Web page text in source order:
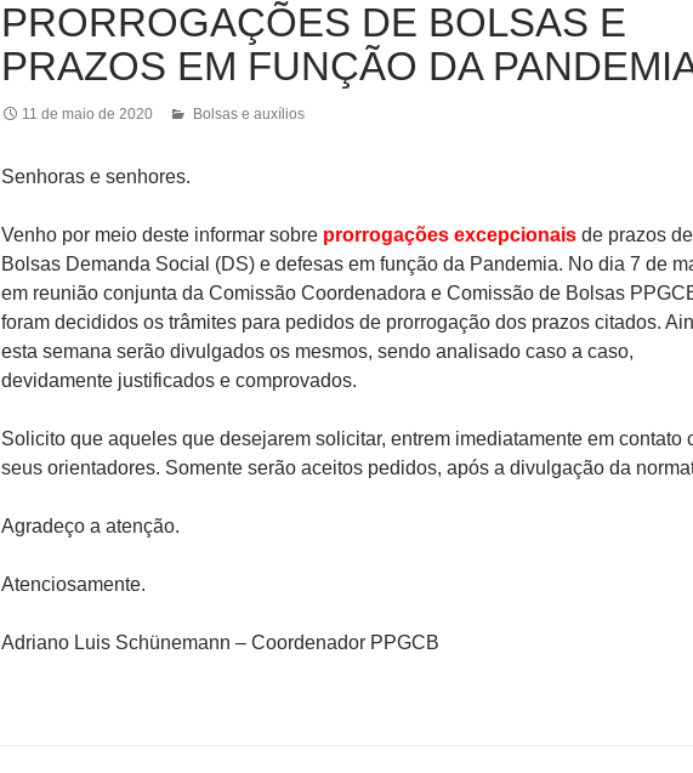
PRORROGAÇÕES DE BOLSAS E
PRAZOS EM FUNÇÃO DA
11 de maio de 2020 Bolsas e auxílios
Senhoras e senhores.
Venho por meio deste informar sobre prorrogações excepcionaisde prazos de
Bolsas Demanda Social (DS) e defesas em função da Pandemia. No dia 7 de
em reunião conjunta da Comissão Coordenadora e Comissão de Bolsas
foram decididos os trâmites para pedidos de prorrogação dos prazos citados.
esta semana serão divulgados os mesmos, sendo analisado caso a caso,
devidamente justificados e comprovados.
Solicito que aqueles que desejarem solicitar, entrem imediatamente em contato
seus orientadores. Somente serão aceitos pedidos, após a divulgação da
Agradeço a atenção.
Atenciosamente.
Adriano Luis Schünemann – Coordenador PPGCB